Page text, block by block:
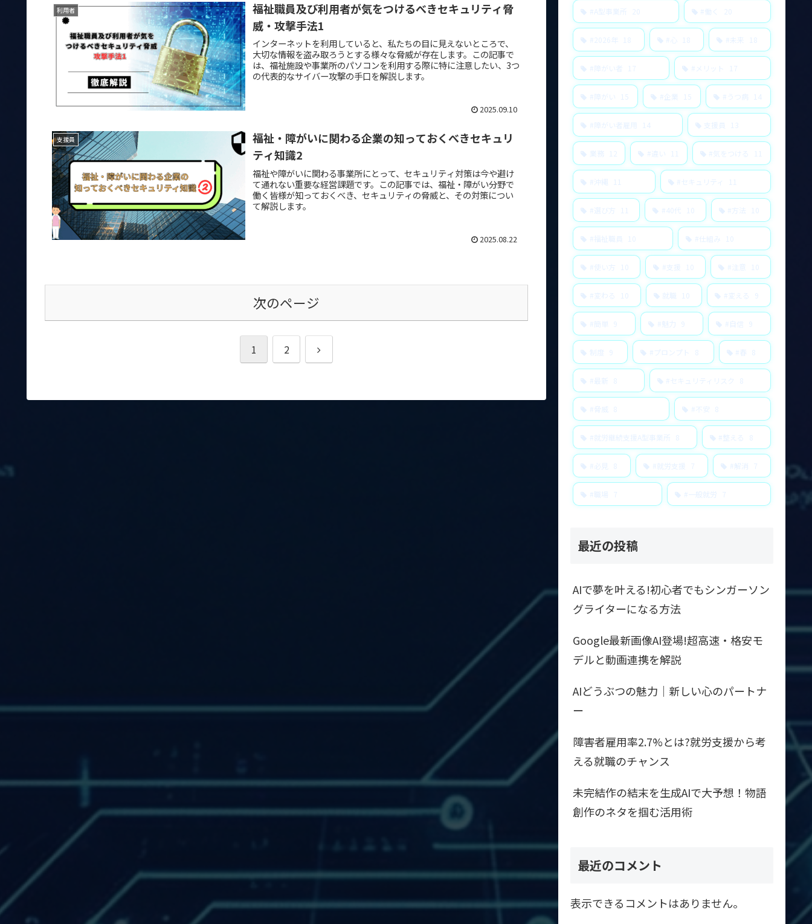
利用者
福祉職員及び利用者が気をつけるべきセキュリティ脅
威・攻撃手法1
インターネットを利用していると、私たちの目に見えないところで、
大切な情報を盗み取ろうとする様々な脅威が存在します。この記事で
は、福祉施設や事業所のパソコンを利用する際に特に注意したい、3つ
の代表的なサイバー攻撃の手口を解説します。
2025.09.10
支援員
福祉・障がいに関わる企業の知っておくべきセキュリ
ティ知識2
福祉や障がいに関わる事業所にとって、セキュリティ対策は今や避け
て通れない重要な経営課題です。この記事では、福祉・障がい分野で
働く皆様が知っておくべき、セキュリティの脅威と、その対策につい
て解説します。
2025.08.22
次のページ
1 2
次
#A型事業所 20 #働く 20
#2026年 18 #心 18 #未来 18
#障がい者 17 #メリット 17
#障がい 15 #企業 15 #うつ病 14
#障がい者雇用 14 支援員 13
業務 12 #違い 11 #気をつける 11
#沖縄 11 #セキュリティ 11
#選び方 11 #40代 10 #方法 10
#福祉職員 10 #仕組み 10
#使い方 10 #支援 10 #注意 10
#変わる 10 就職 10 #変える 9
#簡単 9 #魅力 9 #自信 9
制度 9 #プロンプト 8 #春 8
#最新 8 #セキュリティリスク 8
#脅威 8 #不安 8
#就労継続支援A型事業所 8 #整える 8
#必見 8 #就労支援 7 #解消 7
#職場 7 #一般就労 7
最近の投稿
AIで夢を叶える!初心者でもシンガーソン
グライターになる方法
Google最新画像AI登場!超高速・格安モ
デルと動画連携を解説
AIどうぶつの魅力｜新しい心のパートナ
ー
障害者雇用率2.7%とは?就労支援から考
える就職のチャンス
未完結作の結末を生成AIで大予想！物語
創作のネタを掴む活用術
最近のコメント
表示できるコメントはありません。